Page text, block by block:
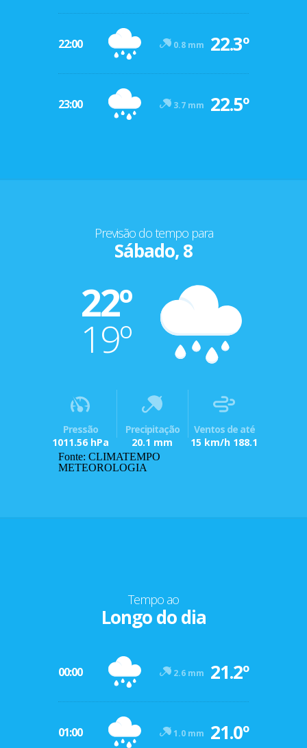
22:00 0.8 mm 22.3º
23:00 3.7 mm 22.5º
Previsão do tempo para
Sábado, 8
22º
19º
Pressão
1011.56 hPa
Precipitação
20.1 mm
Ventos de até
15 km/h 188.1
Fonte: CLIMATEMPO
METEOROLOGIA
Tempo ao
Longo do dia
00:00 2.6 mm 21.2º
01:00 1.0 mm 21.0º